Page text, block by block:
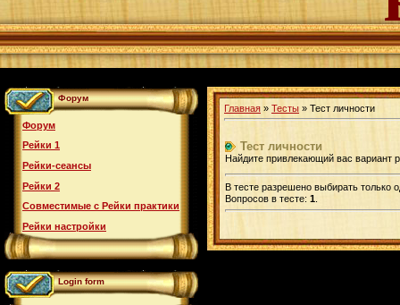
Форум
Форум
Рейки 1
Рейки-сеансы
Рейки 2
Совместимые с Рейки практики
Рейки настройки
Login form
Главная » Тесты » Тест личности
Тест личности
Найдите привлекающий вас вариант
В тесте разрешено выбирать только
Вопросов в тесте: 1